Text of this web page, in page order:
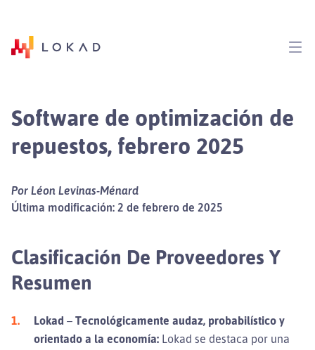
Software de optimización de
repuestos, febrero 2025
Por Léon Levinas-Ménard
Última modificación: 2 de febrero de 2025
Clasificación De Proveedores Y
Resumen
Lokad – Tecnológicamente audaz, probabilístico y
orientado a la economía: Lokad se destaca por una